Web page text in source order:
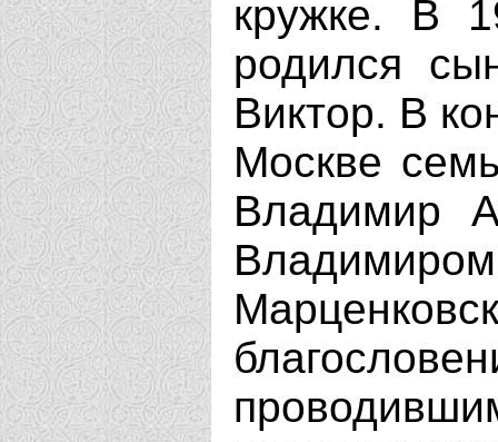
кружке. В
родился
Виктор. В
Москве
Владимир